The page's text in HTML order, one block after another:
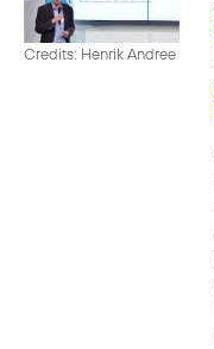
Credits: Henrik Andree